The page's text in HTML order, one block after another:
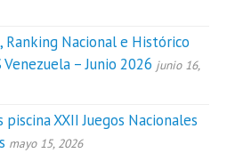
Ranking Nacional e Histórico
– Junio 2026 junio 16,
XXII Juegos Nacionales
mayo 15, 2026